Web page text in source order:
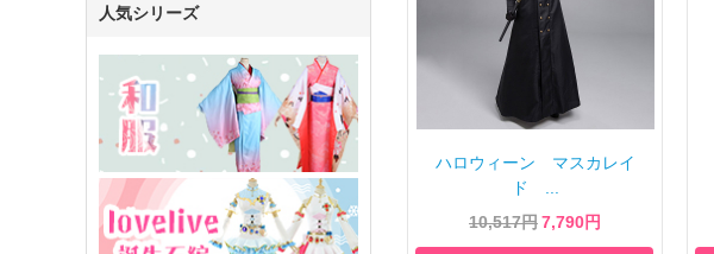
人気シリーズ
ハロウィーン マスカレイ
ド ...
10,517円7,790円